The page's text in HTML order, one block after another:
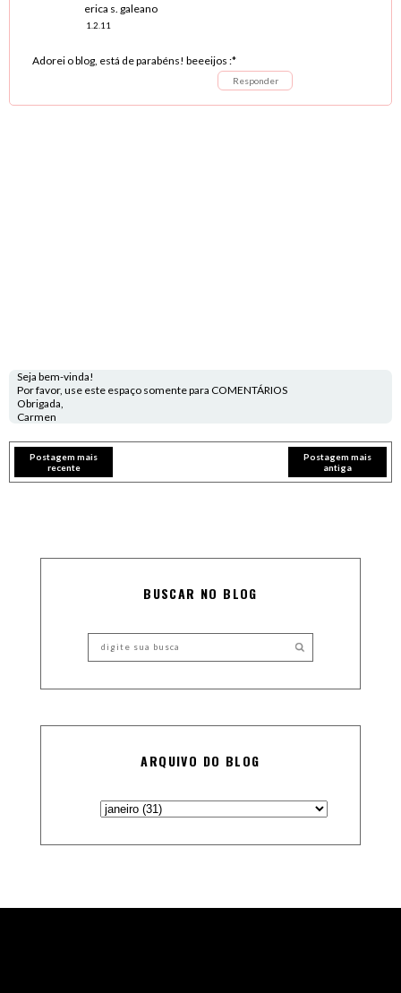
erica s. galeano
1.2.11
Adorei o blog, está de parabéns! beeeijos :*
Responder
Seja bem-vinda!
Por favor, use este espaço somente para COMENTÁRIOS
Obrigada,
Carmen
Postagem mais
recente
Postagem mais
antiga
BUSCAR NO BLOG
ARQUIVO DO BLOG